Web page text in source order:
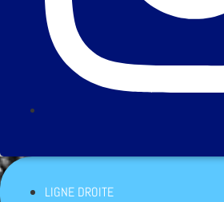
LIGNE DROITE